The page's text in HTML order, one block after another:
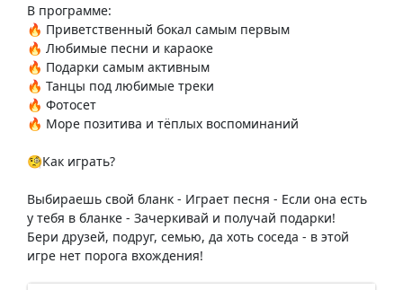
В программе:
🔥 Приветственный бокал самым первым
🔥 Любимые песни и караоке
🔥 Подарки самым активным
🔥 Танцы под любимые треки
🔥 Фотосет
🔥 Море позитива и тёплых воспоминаний
🧐Как играть?
Выбираешь свой бланк - Играет песня - Если она есть
у тебя в бланке - Зачеркивай и получай подарки!
Бери друзей, подруг, семью, да хоть соседа - в этой
игре нет порога вхождения!